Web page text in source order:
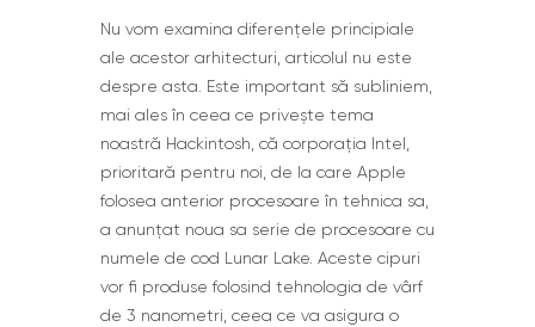
Nu vom examina diferențele principiale
ale acestor arhitecturi, articolul nu este
despre asta. Este important să subliniem,
mai ales în ceea ce privește tema
noastră Hackintosh, că corporația Intel,
prioritară pentru noi, de la care Apple
folosea anterior procesoare în tehnica sa,
a anunțat noua sa serie de procesoare cu
numele de cod Lunar Lake. Aceste cipuri
vor fi produse folosind tehnologia de vârf
de 3 nanometri, ceea ce va asigura o